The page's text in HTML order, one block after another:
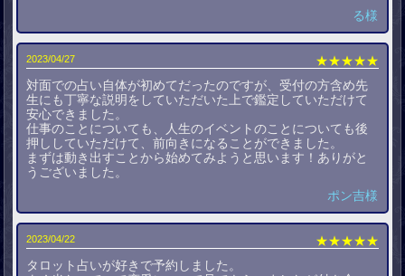
る様
2023/04/27
★★★★★
対面での占い自体が初めてだったのですが、受付の方含め先
生にも丁寧な説明をしていただいた上で鑑定していただけて
安心できました。
仕事のことについても、人生のイベントのことについても後
押ししていただけて、前向きになることができました。
まずは動き出すことから始めてみようと思います！ありがと
うございました。
ポン吉様
2023/04/22
★★★★★
タロット占いが好きで予約しました。